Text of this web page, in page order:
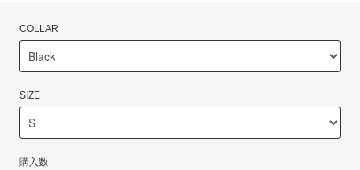
COLLAR
SIZE
購入数